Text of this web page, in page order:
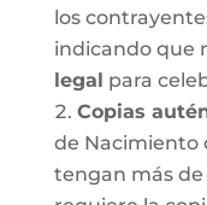
los
indicando que
legal para
Copias
de Nacimiento
tengan más de